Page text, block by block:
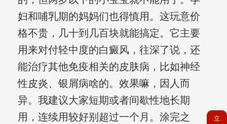
妇和哺乳期的妈妈们也得慎用。这玩意价
格不贵，几十到几百块就能搞定。它主要
用来对付轻中度的白癜风，往深了说，还
能治疗其他免疫相关的皮肤病，比如神经
性皮炎、银屑病啥的。效果嘛，因人而
异。我建议大家短期或者间歇性地长期
用，连续用较好别超过一个月。涂完之
立